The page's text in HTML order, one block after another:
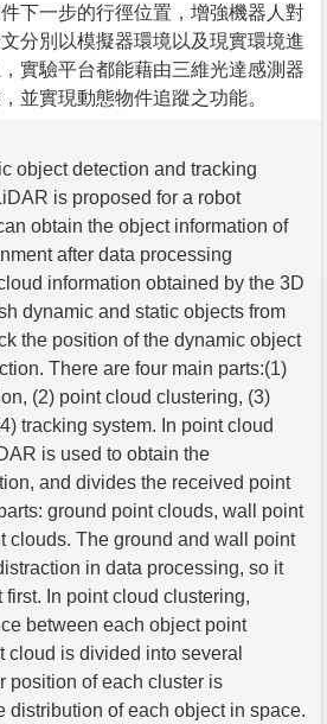
下一步的行徑位置，增強機器人對
分別以模擬器環境以及現實環境進
實驗平台都能藉由三維光達感測器
並實現動態物件追蹤之功能。
object detection and tracking
is proposed for a robot
obtain the object information of
after data processing
information obtained by the 3D
dynamic and static objects from
the position of the dynamic object
There are four main parts:(1)
(2) point cloud clustering, (3)
tracking system. In point cloud
is used to obtain the
and divides the received point
ground point clouds, wall point
clouds. The ground and wall point
in data processing, so it
In point cloud clustering,
between each object point
cloud is divided into several
position of each cluster is
distribution of each object in space.